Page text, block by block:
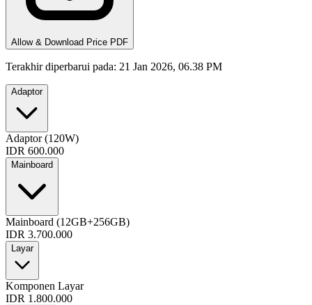
Allow & Download Price PDF
Terakhir diperbarui pada: 21 Jan 2026, 06.38 PM
Adaptor
Adaptor (120W)
IDR 600.000
Mainboard
Mainboard (12GB+256GB)
IDR 3.700.000
Layar
Komponen Layar
IDR 1.800.000